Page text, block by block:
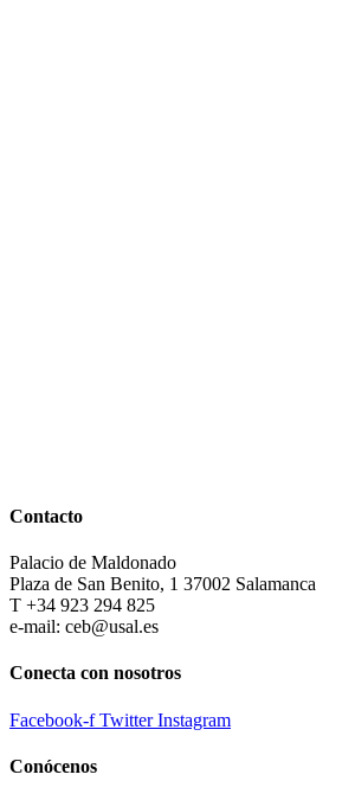
Contacto
Palacio de Maldonado
Plaza de San Benito, 1 37002 Salamanca
T +34 923 294 825
e-mail: ceb@usal.es
Conecta con nosotros
Facebook-f Twitter Instagram
Conócenos